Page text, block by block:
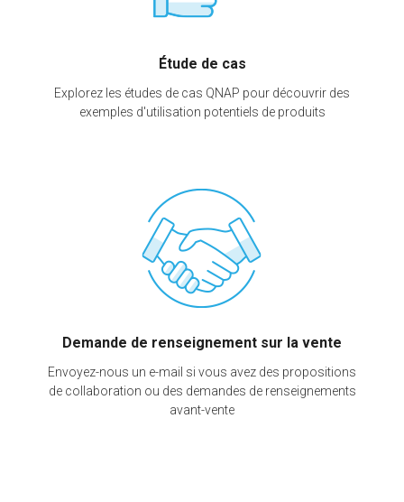
Étude de cas
Explorez les études de cas QNAP pour découvrir des
exemples d'utilisation potentiels de produits
Demande de renseignement sur la vente
Envoyez-nous un e-mail si vous avez des propositions
de collaboration ou des demandes de renseignements
avant-vente